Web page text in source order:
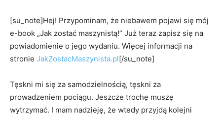
[su_note]Hej! Przypominam, że niebawem pojawi się mój
e-book „Jak zostać maszynistą!” Już teraz zapisz się na
powiadomienie o jego wydaniu. Więcej informacji na
stronie JakZostacMaszynista.pl[/su_note]
Tęskni mi się za samodzielnością, tęskni za
prowadzeniem pociągu. Jeszcze trochę muszę
wytrzymać. I mam nadzieję, że wtedy przyjdą kolejni